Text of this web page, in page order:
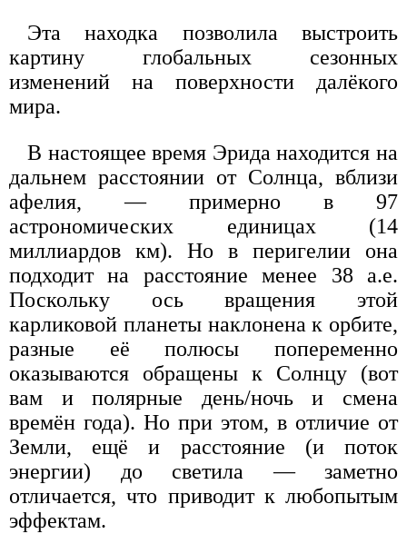
Эта находка позволила выстроить
картину глобальных сезонных
изменений на поверхности далёкого
мира.
В настоящее время Эрида находится на
дальнем расстоянии от Солнца, вблизи
афелия, — примерно в 97
астрономических единицах (14
миллиардов км). Но в перигелии она
подходит на расстояние менее 38 а.е.
Поскольку ось вращения этой
карликовой планеты наклонена к орбите,
разные её полюсы попеременно
оказываются обращены к Солнцу (вот
вам и полярные день/ночь и смена
времён года). Но при этом, в отличие от
Земли, ещё и расстояние (и поток
энергии) до светила — заметно
отличается, что приводит к любопытым
эффектам.